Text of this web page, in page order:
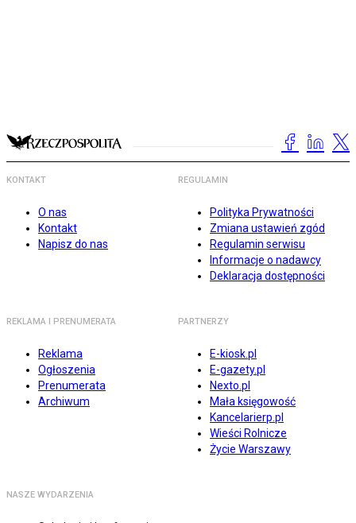
KONTAKT
O nas
Kontakt
Napisz do nas
REGULAMIN
Polityka Prywatności
Zmiana ustawień zgód
Regulamin serwisu
Informacje o nadawcy
Deklaracja dostępności
REKLAMA I PRENUMERATA
Reklama
Ogłoszenia
Prenumerata
Archiwum
PARTNERZY
E-kiosk.pl
E-gazety.pl
Nexto.pl
Mała księgowość
Kancelarierp.pl
Wieści Rolnicze
Życie Warszawy
NASZE WYDARZENIA